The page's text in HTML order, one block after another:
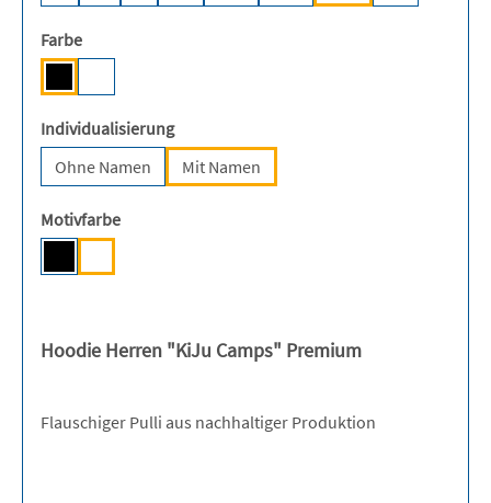
Farbeauswählen
Black [BC/NE]
White [JN/NE/BC/SO/HF/FA/SO]
(Diese Option ist zurzeit nicht verfügbar.)
Individualisierungauswählen
Ohne Namen
Mit Namen
Motivfarbeauswählen
Schwarz
(Diese Option ist zurzeit nicht verfügbar.)
Weiß
Hoodie Herren "KiJu Camps" Premium
Flauschiger Pulli aus nachhaltiger Produktion